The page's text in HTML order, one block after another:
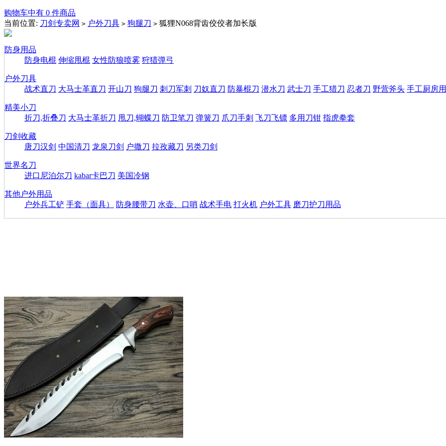
购物车中有 0 件商品
当前位置: 刀剑专卖网 > 户外刀具 > 狗腿刀 > 狐狸N068背齿佼佼者加长版
防身用品
防身电棍 伸缩甩棍 女性防狼喷雾 狩猎弹弓
户外刀具
战术直刀 大马士革直刀 开山刀 狗腿刀 刺刀军刺 刀奴直刀 防暴棍刀 潜水刀 武士刀 手工猎刀 忍者刀 野营斧头 手工厨房
精美小刀
折刀,折叠刀 大马士革折刀 甩刀,蝴蝶刀 防卫笔刀 弹簧刀 爪刀手刺 飞刀飞镖 多用刀钳 指虎拳套
刀剑收藏
唐刀汉剑 中国清刀 龙泉刀剑 户撒刀 拉孜藏刀 另类刀剑
世界名刀
进口尼泊尔刀 kabar卡巴刀 美国冷钢
其他户外用品
户外兵工铲 手套（面具） 防身腰带刀 水壶、口哨 战术手电 打火机 户外工具 磨刀护刀用品